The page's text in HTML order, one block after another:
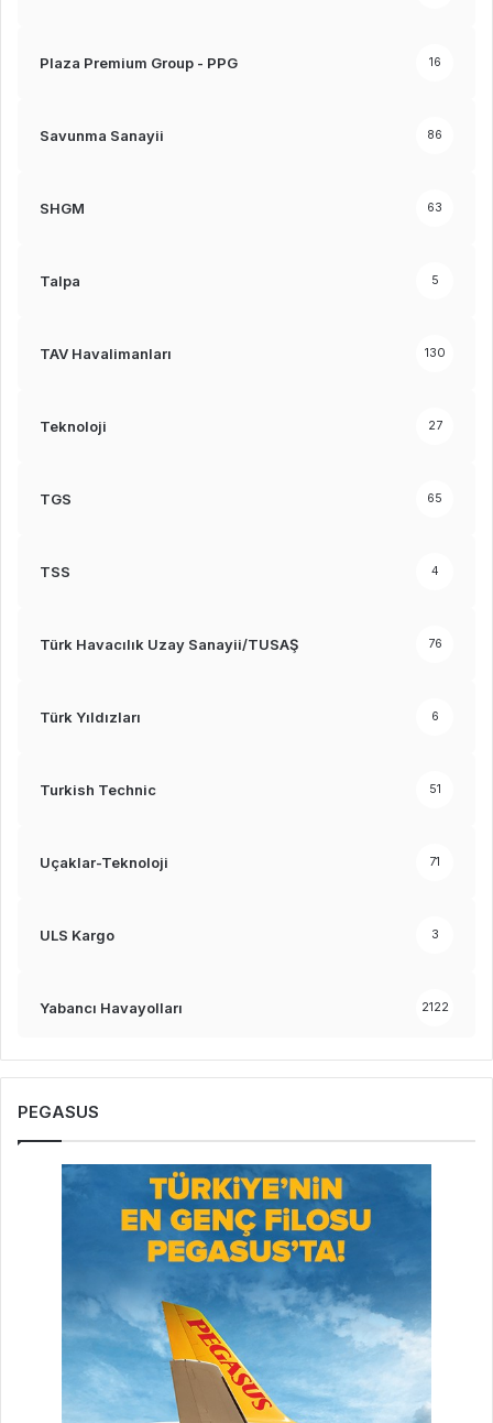
Plaza Premium Group - PPG 16
Savunma Sanayii 86
SHGM 63
Talpa 5
TAV Havalimanları 130
Teknoloji 27
TGS 65
TSS 4
Türk Havacılık Uzay Sanayii/TUSAŞ 76
Türk Yıldızları 6
Turkish Technic 51
Uçaklar-Teknoloji 71
ULS Kargo 3
Yabancı Havayolları 2122
PEGASUS